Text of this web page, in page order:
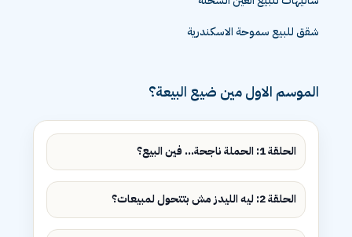
شقق للبيع سموحة الاسكندرية
الموسم الاول مين ضيع البيعة؟
الحلقة 1: الحملة ناجحة... فين البيع؟
الحلقة 2: ليه الليدز مش بتتحول لمبيعات؟